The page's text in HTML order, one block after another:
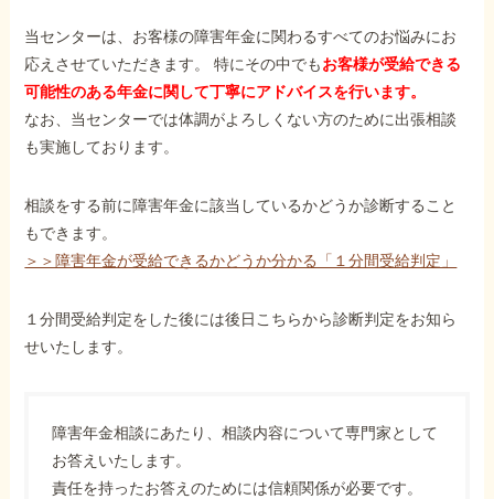
当センターは、お客様の障害年金に関わるすべてのお悩みにお
応えさせていただきます。 特にその中でもお客様が受給できる
可能性のある年金に関して丁寧にアドバイスを行います。
なお、当センターでは体調がよろしくない方のために出張相談
も実施しております。
相談をする前に障害年金に該当しているかどうか診断すること
もできます。
＞＞障害年金が受給できるかどうか分かる「１分間受給判定」
１分間受給判定をした後には後日こちらから診断判定をお知ら
せいたします。
障害年金相談にあたり、相談内容について専門家として
お答えいたします。
責任を持ったお答えのためには信頼関係が必要です。